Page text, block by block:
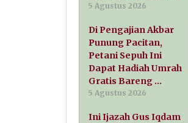
5 Agustus 2026
Di Pengajian Akbar
Punung Pacitan,
Petani Sepuh Ini
Dapat Hadiah Umrah
Gratis Bareng …
5 Agustus 2026
Ini Ijazah Gus Iqdam